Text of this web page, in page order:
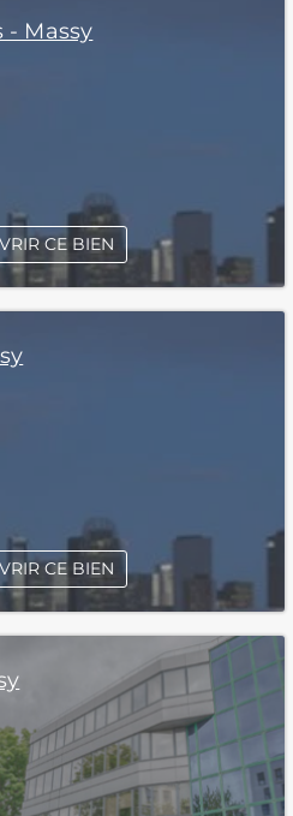
- Massy
CE BIEN
CE BIEN